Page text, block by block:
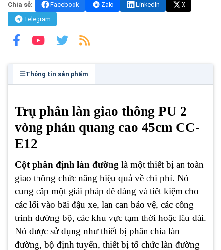
Chia sẻ: Facebook Zalo LinkedIn
X
Telegram
Thông tin sản phẩm
Trụ phân làn giao thông PU 2
vòng phản quang cao 45cm CC-
E12
Cột phân định làn đường là một thiết bị an toàn
giao thông chức năng hiệu quả về chi phí. Nó
cung cấp một giải pháp dễ dàng và tiết kiệm cho
các lối vào bãi đậu xe, lan can bảo vệ, các công
trình đường bộ, các khu vực tạm thời hoặc lâu dài.
Nó được sử dụng như thiết bị phân chia làn
đường, bộ định tuyến, thiết bị tổ chức làn đường